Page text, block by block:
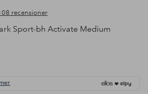
recensioner
Sport-bh Activate Medium